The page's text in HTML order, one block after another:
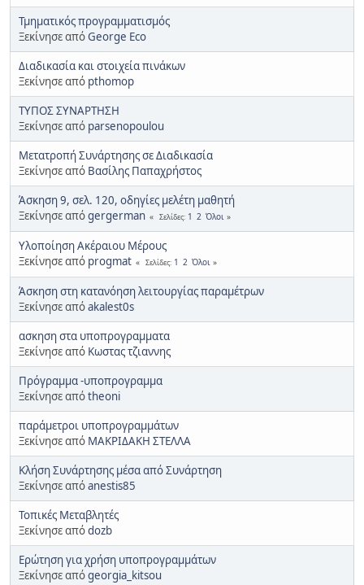
Τμηματικός προγραμματισμός
Ξεκίνησε απόGeorge Eco
Διαδικασία και στοιχεία πινάκων
Ξεκίνησε από pthomop
ΤΥΠΟΣ ΣΥΝΑΡΤΗΣΗ
Ξεκίνησε από parsenopoulou
Μετατροπή Συνάρτησης σε Διαδικασία
Ξεκίνησε από Βασίλης Παπαχρήστος
Άσκηση 9, σελ. 120, οδηγίες μελέτη μαθητή
Ξεκίνησε απόgergerman Σελίδες 1 2 Όλοι
Υλοποίηση Ακέραιου Μέρους
Ξεκίνησε από progmat Σελίδες 1 2 Όλοι
Άσκηση στη κατανόηση λειτουργίας παραμέτρων
Ξεκίνησε απόakalest0s
ασκηση στα υποπρογραμματα
Ξεκίνησε από Κωστας τζιαννης
Πρόγραμμα -υποπρογραμμα
Ξεκίνησε απόtheoni
παράμετροι υποπρογραμμάτων
Ξεκίνησε από ΜΑΚΡΙΔΑΚΗ ΣΤΕΛΛΑ
Κλήση Συνάρτησης μέσα από Συνάρτηση
Ξεκίνησε απόanestis85
Τοπικές Μεταβλητές
Ξεκίνησε απόdozb
Ερώτηση για χρήση υποπρογραμμάτων
Ξεκίνησε απόgeorgia_kitsou